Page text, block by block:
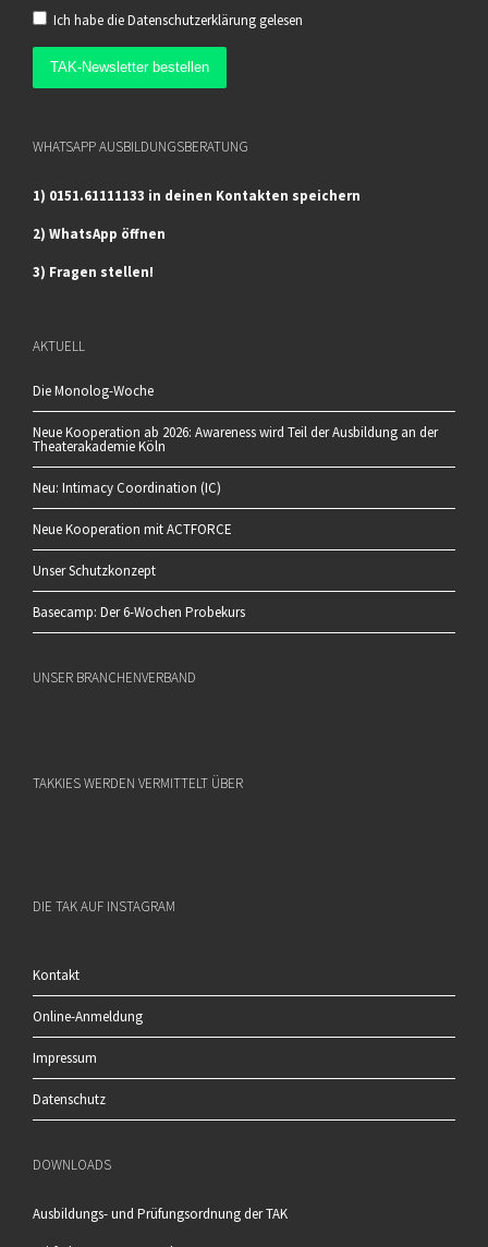
Ich habe dieDatenschutzerklärung gelesen
WHATSAPP AUSBILDUNGSBERATUNG
1) 0151.61111133 in deinen Kontakten speichern
2) WhatsApp öffnen
3) Fragen stellen!
AKTUELL
Die Monolog-Woche
Neue Kooperation ab 2026: Awareness wird Teil der Ausbildung an der
Theaterakademie Köln
Neu: Intimacy Coordination (IC)
Neue Kooperation mit ACTFORCE
Unser Schutzkonzept
Basecamp: Der 6-Wochen Probekurs
UNSER BRANCHENVERBAND
TAKKIES WERDEN VERMITTELT ÜBER
DIE TAK AUF INSTAGRAM
Kontakt
Online-Anmeldung
Impressum
Datenschutz
DOWNLOADS
Ausbildungs- und Prüfungsordnung der TAK